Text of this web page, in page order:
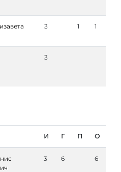
3 1 1
3
И Г П О
3 6 6